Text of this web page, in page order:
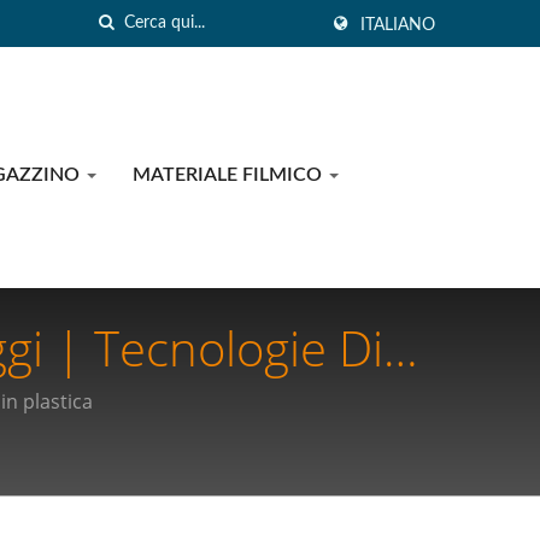
ITALIANO
MATERIALE FILMICO
| Tecnologie Di
Mediche
plastica